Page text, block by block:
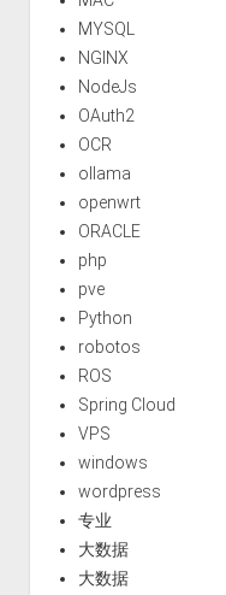
MYSQL
NGINX
NodeJs
OAuth2
OCR
ollama
openwrt
ORACLE
php
pve
Python
robotos
ROS
Spring Cloud
VPS
windows
wordpress
专业
大数据
大数据